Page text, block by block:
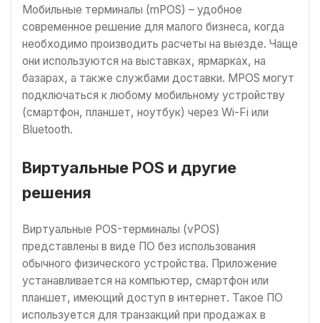
Мобильные терминалы (mPOS) – удобное
современное решение для малого бизнеса, когда
необходимо производить расчеты на выезде. Чаще
они используются на выставках, ярмарках, на
базарах, а также службами доставки. MPOS могут
подключаться к любому мобильному устройству
(смартфон, планшет, ноутбук) через Wi-Fi или
Bluetooth.
Виртуальные POS и другие
решения
Виртуальные POS-терминалы (vPOS)
представлены в виде ПО без использования
обычного физического устройства. Приложение
устанавливается на компьютер, смартфон или
планшет, имеющий доступ в интернет. Такое ПО
используется для транзакций при продажах в